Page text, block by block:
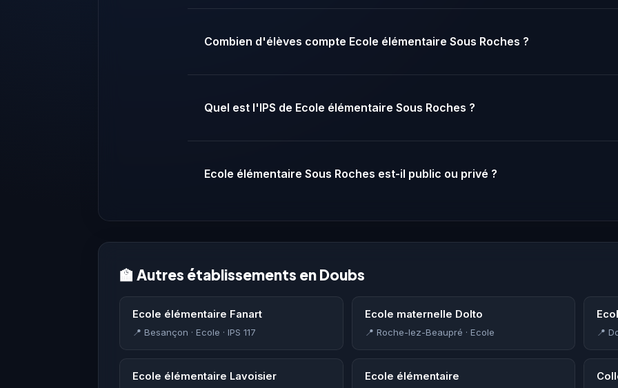
Combien d'élèves compte Ecole élémentaire Sous Roches ?
Quel est l'IPS de Ecole élémentaire Sous Roches ?
Ecole élémentaire Sous Roches est-il public ou privé ?
🏫 Autres établissements en Doubs
Ecole élémentaire Fanart
📍 Besançon · Ecole · IPS 117
Ecole maternelle Dolto
📍 Roche-lez-Beaupré · Ecole 📍
Ecole élémentaire Lavoisier Ecole élémentaire